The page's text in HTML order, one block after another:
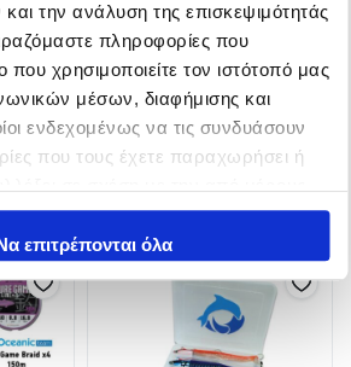
την ανάλυση της επισκεψιμότητάς
πληροφορίες που
χρησιμοποιείτε τον ιστότοπό μας
μέσων, διαφήμισης και
ενδεχομένως να τις συνδυάσουν
που τους έχετε παραχωρήσει ή
τους.
επιτρέπονται όλα
Team
Soltera
Combo Heavy Oceanic Team
Dentex 420 + Sensei Soltera
224,00€167,00€
In Stock
Προσθήκη στο καλάθι